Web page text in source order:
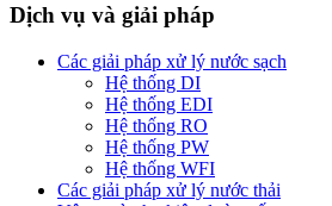
Dịch vụ và giải pháp
Các giải pháp xử lý nước sạch
Hệ thống DI
Hệ thống EDI
Hệ thống RO
Hệ thống PW
Hệ thống WFI
Các giải pháp xử lý nước thải